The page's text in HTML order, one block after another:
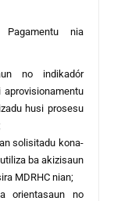
nia
no indikadór
husi prosesu
solisitadu kona-
ba akizisaun
MDRHC nian;
orientasaun no